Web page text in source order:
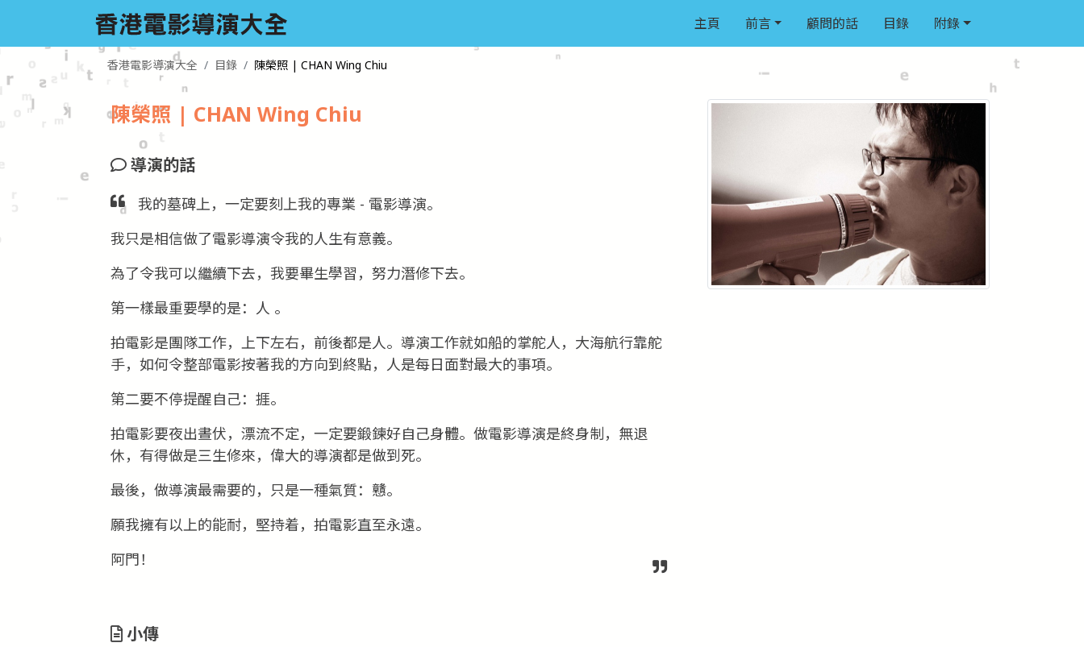
主頁 前言 顧問的話 目錄 附錄
香港電影導演大全 目錄 陳榮照 | CHAN Wing Chiu
陳榮照 | CHAN Wing Chiu
導演的話
我的墓碑上，一定要刻上我的專業 - 電影導演。
我只是相信做了電影導演令我的人生有意義。
為了令我可以繼續下去，我要畢生學習，努力潛修下去。
第一樣最重要學的是：人 。
拍電影是團隊工作，上下左右，前後都是人。導演工作就如船的掌舵人，大海航行靠舵
手，如何令整部電影按著我的方向到終點，人是每日面對最大的事項。
第二要不停提醒自己：捱。
拍電影要夜出晝伏，漂流不定，一定要鍛鍊好自己身體。做電影導演是終身制，無退
休，有得做是三生修來，偉大的導演都是做到死。
最後，做導演最需要的，只是一種氣質：戇。
願我擁有以上的能耐，堅持着，拍電影直至永遠。
阿門！
小傳